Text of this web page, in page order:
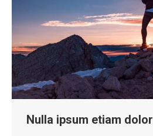
Nulla ipsum etiam dolor